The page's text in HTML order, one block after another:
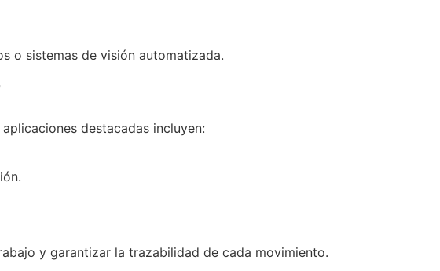
o sistemas de visión automatizada.
destacadas incluyen:
y garantizar la trazabilidad de cada movimiento.